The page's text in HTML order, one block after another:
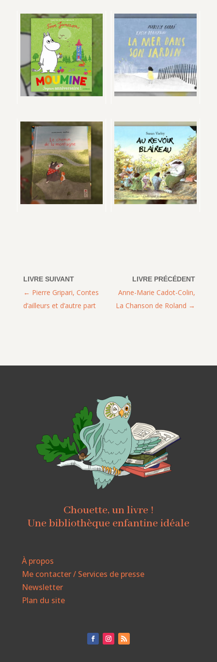
Anne-Marie Cadot-Colin,
La Chanson de Roland
Pierre Gripari, Contes
d’ailleurs et d’autre part
Chouette, un livre !
Une bibliothèque enfantine idéale
À propos
Me contacter / Services de presse
Newsletter
Plan du site